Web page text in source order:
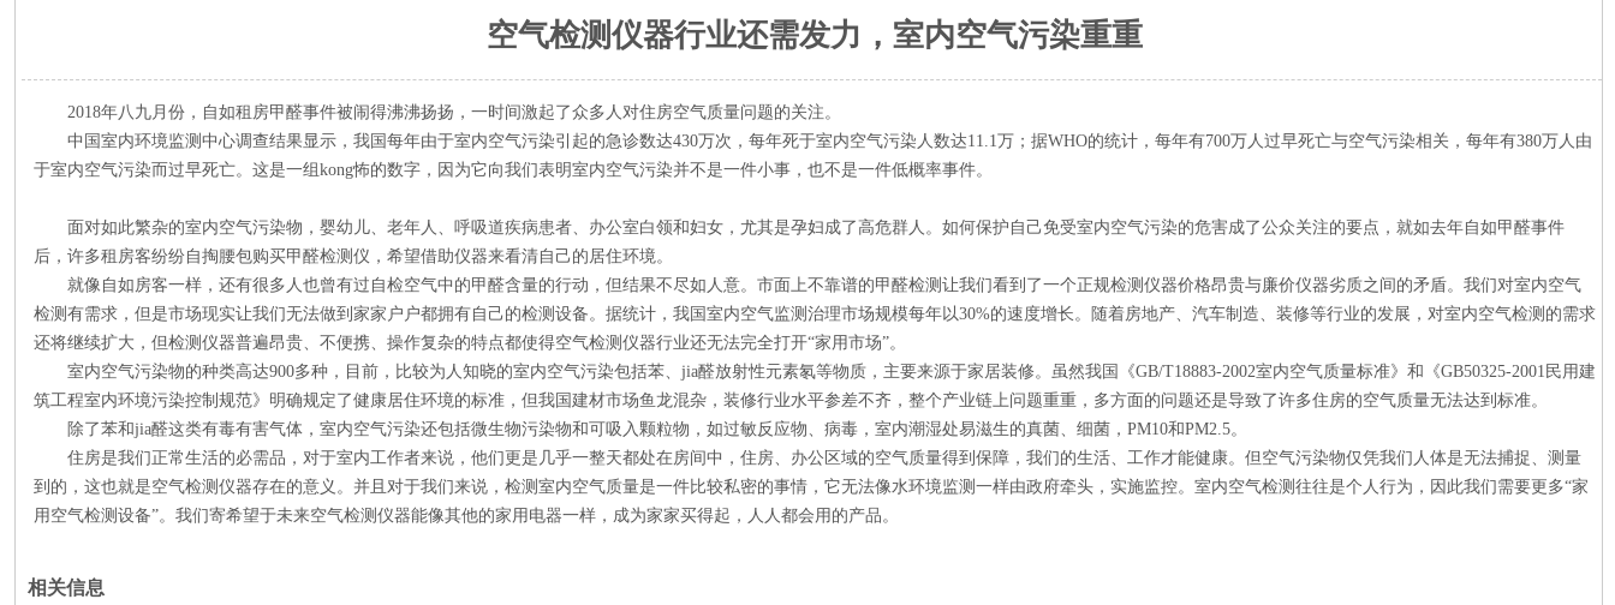
空气检测仪器行业还需发力，室内空气污染重重
2018年八九月份，自如租房甲醛事件被闹得沸沸扬扬，一时间激起了众多人对住房空气质量问题的关注。
中国室内环境监测中心调查结果显示，我国每年由于室内空气污染引起的急诊数达430万次，每年死于室内空气污染人数达11.1万；据WHO的统计，每年有700万人过早死亡与空气污染相关，每年有380万人由
于室内空气污染而过早死亡。这是一组kong怖的数字，因为它向我们表明室内空气污染并不是一件小事，也不是一件低概率事件。
面对如此繁杂的室内空气污染物，婴幼儿、老年人、呼吸道疾病患者、办公室白领和妇女，尤其是孕妇成了高危群人。如何保护自己免受室内空气污染的危害成了公众关注的要点，就如去年自如甲醛事件
后，许多租房客纷纷自掏腰包购买甲醛检测仪，希望借助仪器来看清自己的居住环境。
就像自如房客一样，还有很多人也曾有过自检空气中的甲醛含量的行动，但结果不尽如人意。市面上不靠谱的甲醛检测让我们看到了一个正规检测仪器价格昂贵与廉价仪器劣质之间的矛盾。我们对室内空气
检测有需求，但是市场现实让我们无法做到家家户户都拥有自己的检测设备。据统计，我国室内空气监测治理市场规模每年以30%的速度增长。随着房地产、汽车制造、装修等行业的发展，对室内空气检测的需求
还将继续扩大，但检测仪器普遍昂贵、不便携、操作复杂的特点都使得空气检测仪器行业还无法完全打开“家用市场”。
室内空气污染物的种类高达900多种，目前，比较为人知晓的室内空气污染包括苯、jia醛放射性元素氡等物质，主要来源于家居装修。虽然我国《GB/T18883-2002室内空气质量标准》和《GB50325-2001民用建
筑工程室内环境污染控制规范》明确规定了健康居住环境的标准，但我国建材市场鱼龙混杂，装修行业水平参差不齐，整个产业链上问题重重，多方面的问题还是导致了许多住房的空气质量无法达到标准。
除了苯和jia醛这类有毒有害气体，室内空气污染还包括微生物污染物和可吸入颗粒物，如过敏反应物、病毒，室内潮湿处易滋生的真菌、细菌，PM10和PM2.5。
住房是我们正常生活的必需品，对于室内工作者来说，他们更是几乎一整天都处在房间中，住房、办公区域的空气质量得到保障，我们的生活、工作才能健康。但空气污染物仅凭我们人体是无法捕捉、测量
到的，这也就是空气检测仪器存在的意义。并且对于我们来说，检测室内空气质量是一件比较私密的事情，它无法像水环境监测一样由政府牵头，实施监控。室内空气检测往往是个人行为，因此我们需要更多“家
用空气检测设备”。我们寄希望于未来空气检测仪器能像其他的家用电器一样，成为家家买得起，人人都会用的产品。
相关信息